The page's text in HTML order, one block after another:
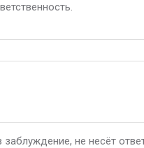
не несёт